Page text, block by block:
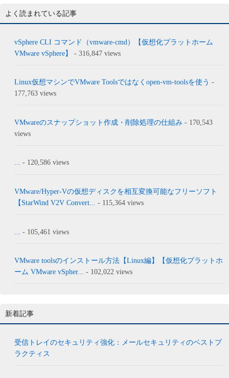
よく読まれている記事
vSphere CLI コマンド（vmware-cmd）【仮想化プラットホーム
VMware vSphere】
- 316,847 views
Linux仮想マシンでVMware Toolsではなくopen-vm-toolsを使う -
177,763 views
VMwareのスナップショット作成・削除処理の仕組み - 170,543
views
... - 120,586 views
VMware/Hyper-Vの仮想ディスクを相互変換可能なフリーソフト
【StarWind V2V Convert...
- 115,364 views
- 105,461 views
VMware toolsのインストール方法【Linux編】【仮想化プラットホ
ーム VMware vSpher... - 102,022 views
新着記事
受信トレイのセキュリティ強化：メールセキュリティのベストプ
ラクティス